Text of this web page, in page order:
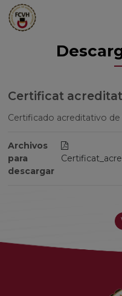
Certificat
Certificado acreditativo
Archivos
para
descargar